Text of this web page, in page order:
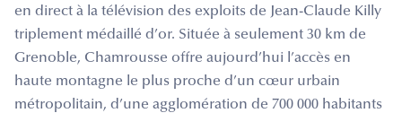
en direct à la télévision des exploits de Jean-Claude Killy
triplement médaillé d’or. Située à seulement 30 km de
Grenoble, Chamrousse offre aujourd’hui l’accès en
haute montagne le plus proche d’un cœur urbain
métropolitain, d’une agglomération de 700 000 habitants